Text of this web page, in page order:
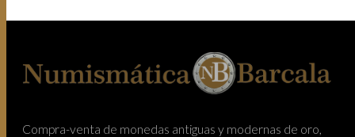
Compra-venta de monedas antiguas y modernas de oro,